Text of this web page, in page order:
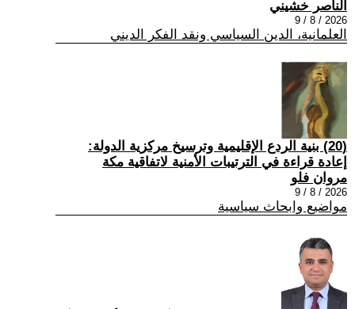
الناصر خشيني
2026 / 8 / 9
العلمانية، الدين السياسي ونقد الفكر الديني
(20) بنية الردع الإقليمية وترسيخ مركزية الدولة:
إعادة قراءة في الترتيبات الأمنية لاتفاقية مكة
مروان فلو
2026 / 8 / 9
مواضيع وابحاث سياسية